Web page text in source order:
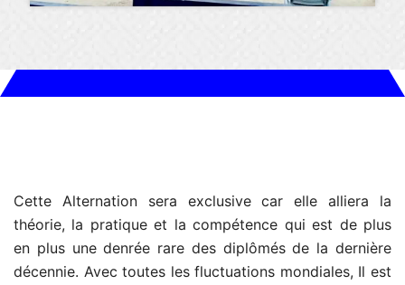
Cette Alternation sera exclusive car elle alliera la
théorie, la pratique et la compétence qui est de plus
en plus une denrée rare des diplômés de la dernière
décennie. Avec toutes les fluctuations mondiales, Il est